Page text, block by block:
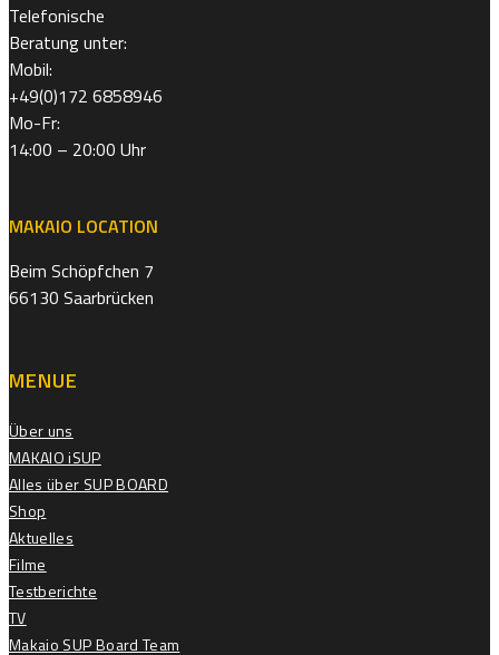
Telefonische
Beratung unter:
Mobil:
+49(0)172 6858946
Mo-Fr:
14:00 – 20:00 Uhr
MAKAIO LOCATION
Beim Schöpfchen 7
66130 Saarbrücken
MENUE
Über uns
MAKAIO iSUP
Alles über SUP BOARD
Shop
Aktuelles
Filme
Testberichte
TV
Makaio SUP Board Team